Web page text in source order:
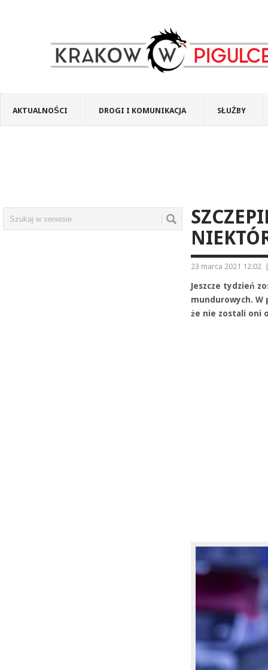
AKTUALNOŚCI DROGI I KOMUNIKACJA SŁUŻBY
23 marca 2021 12:02
Jeszcze tydzień
mundurowych. W
że nie zostali oni